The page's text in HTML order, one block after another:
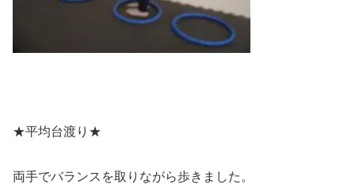
★平均台渡り★
両手でバランスを取りながら歩きました。